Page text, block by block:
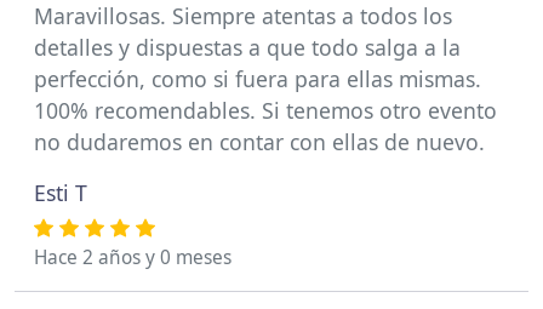
Maravillosas. Siempre atentas a todos los
detalles y dispuestas a que todo salga a la
perfección, como si fuera para ellas mismas.
100% recomendables. Si tenemos otro evento
no dudaremos en contar con ellas de nuevo.
Esti T
Hace 2 años y 0 meses